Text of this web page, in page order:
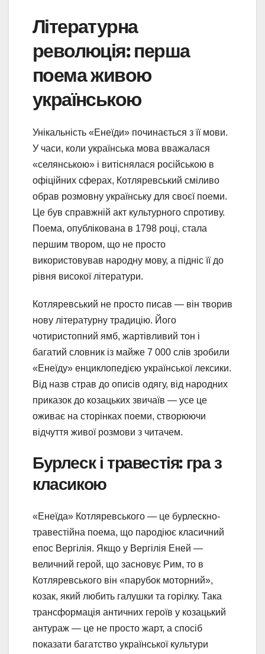
Літературна
революція: перша
поема живою
українською
Унікальність «Енеїди» починається з її мови.
У часи, коли українська мова вважалася
«селянською» і витіснялася російською в
офіційних сферах, Котляревський сміливо
обрав розмовну українську для своєї поеми.
Це був справжній акт культурного спротиву.
Поема, опублікована в 1798 році, стала
першим твором, що не просто
використовував народну мову, а підніс її до
рівня високої літератури.
Котляревський не просто писав — він творив
нову літературну традицію. Його
чотиристопний ямб, жартівливий тон і
багатий словник із майже 7 000 слів зробили
«Енеїду» енциклопедією української лексики.
Від назв страв до описів одягу, від народних
приказок до козацьких звичаїв — усе це
оживає на сторінках поеми, створюючи
відчуття живої розмови з читачем.
Бурлеск і травестія: гра з
класикою
«Енеїда» Котляревського — це бурлескно-
травестійна поема, що пародіює класичний
епос Вергілія. Якщо у Вергілія Еней —
величний герой, що засновує Рим, то в
Котляревського він «парубок моторний»,
козак, який любить галушки та горілку. Така
трансформація античних героїв у козацький
антураж — це не просто жарт, а спосіб
показати багатство української культури